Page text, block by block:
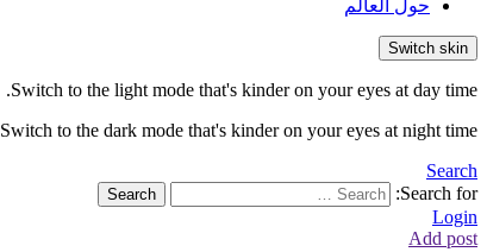
حول العالم
Switch skin
Switch to the light mode that's kinder on your eyes at day time.
Switch to the dark mode that's kinder on your eyes at night time.
Search
Search for:
Search
Login
Add post